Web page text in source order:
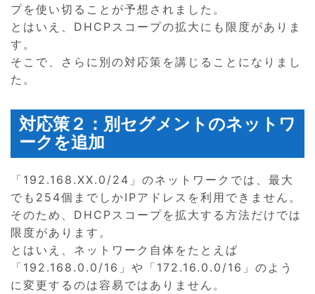
プを使い切ることが予想されました。
とはいえ、DHCPスコープの拡大にも限度がありま
す。
そこで、さらに別の対応策を講じることになりまし
た。
対応策２：別セグメントのネットワ
ークを追加
「192.168.XX.0/24」のネットワークでは、最大
でも254個までしかIPアドレスを利用できません。
そのため、DHCPスコープを拡大する方法だけでは
限度があります。
とはいえ、ネットワーク自体をたとえば
「192.168.0.0/16」や「172.16.0.0/16」のよう
に変更するのは容易ではありません。